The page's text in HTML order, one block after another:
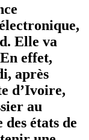
Elle va
effet,
après
d’Ivoire,
au
états de